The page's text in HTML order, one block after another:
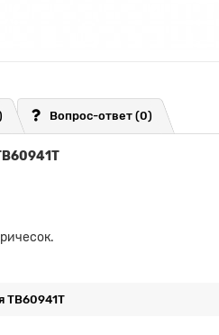
Вопрос-ответ (0)
TB60941T